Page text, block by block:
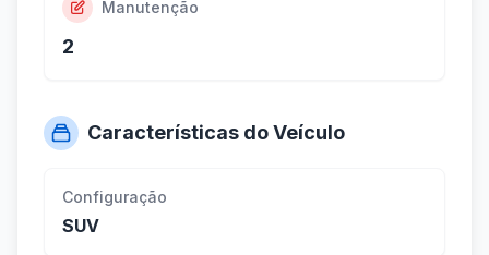
Manutenção
2
Características do Veículo
Configuração
SUV